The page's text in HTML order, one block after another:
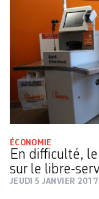
ÉCONOMIE
En difficulté,
sur le libre-
JEUDI 5 JANVIER 2017